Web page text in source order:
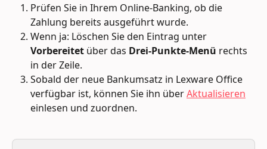
Prüfen Sie in Ihrem Online-Banking, ob die
Zahlung bereits ausgeführt wurde.
Wenn ja: Löschen Sie den Eintrag unter
Vorbereitet über das Drei-Punkte-Menü rechts
in der Zeile.
Sobald der neue Bankumsatz in Lexware Office
verfügbar ist, können Sie ihn über Aktualisieren
einlesen und zuordnen.